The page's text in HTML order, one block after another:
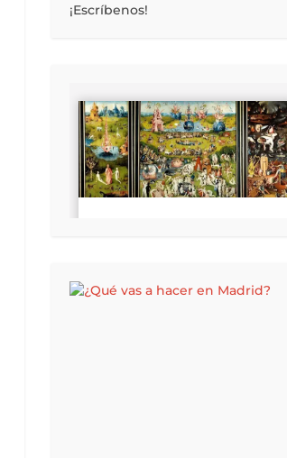
¡Escríbenos!